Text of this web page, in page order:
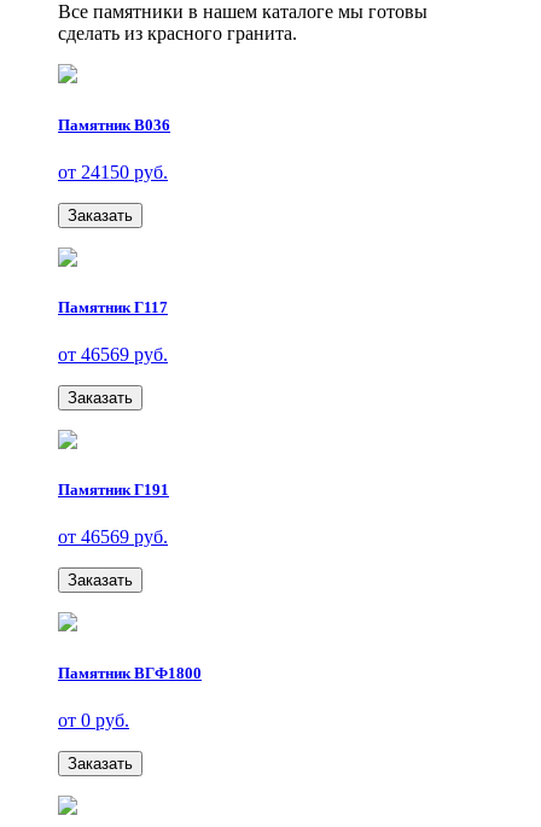
Все памятники в нашем каталоге мы готовы
сделать из красного гранита.
Памятник В036
от 24150 руб.
Заказать
Памятник Г117
от 46569 руб.
Заказать
Памятник Г191
от 46569 руб.
Заказать
Памятник ВГФ1800
от 0 руб.
Заказать